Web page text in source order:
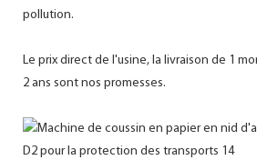
pollution.
Le prix direct de l'usine, la livraison de 1
2 ans sont nos promesses.